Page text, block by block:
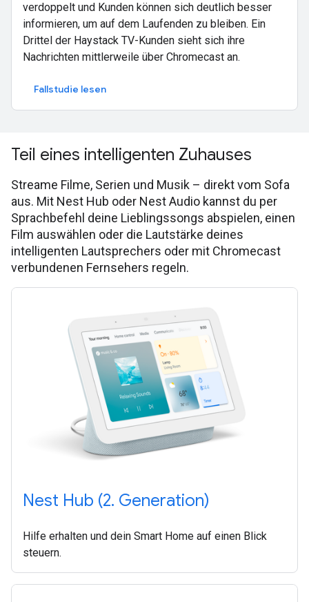
verdoppelt und Kunden können sich deutlich besser
informieren, um auf dem Laufenden zu bleiben. Ein
Drittel der Haystack TV-Kunden sieht sich ihre
Nachrichten mittlerweile über Chromecast an.
Fallstudie lesen
Teil eines intelligenten Zuhauses
Streame Filme, Serien und Musik – direkt vom Sofa
aus. Mit Nest Hub oder Nest Audio kannst du per
Sprachbefehl deine Lieblingssongs abspielen, einen
Film auswählen oder die Lautstärke deines
intelligenten Lautsprechers oder mit Chromecast
verbundenen Fernsehers regeln.
Nest Hub (2. Generation)
Hilfe erhalten und dein Smart Home auf einen Blick
steuern.